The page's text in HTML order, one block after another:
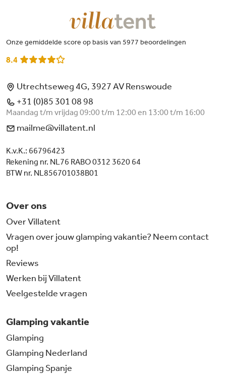
Onze gemiddelde score op basis van 5977 beoordelingen
8.4
Utrechtseweg 4G, 3927 AV Renswoude
+31 (0)85 301 08 98
Maandag t/m vrijdag 09:00 t/m 12:00 en 13:00 t/m 16:00
mailme@villatent.nl
K.v.K.: 66796423
Rekening nr. NL76 RABO 0312 3620 64
BTW nr. NL856701038B01
Over ons
Over Villatent
Vragen over jouw glamping vakantie? Neem contact
op!
Reviews
Werken bij Villatent
Veelgestelde vragen
Glamping vakantie
Glamping
Glamping Nederland
Glamping Spanje